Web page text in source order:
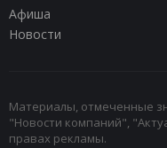
Афиша
Новости
Материалы, отмеченные
"Новости компаний",
правах рекламы.